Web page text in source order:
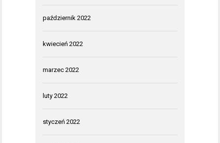
październik 2022
kwiecień 2022
marzec 2022
luty 2022
styczeń 2022